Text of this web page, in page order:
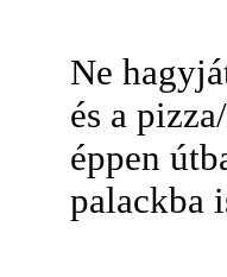
Ne
és a
éppen
palackba